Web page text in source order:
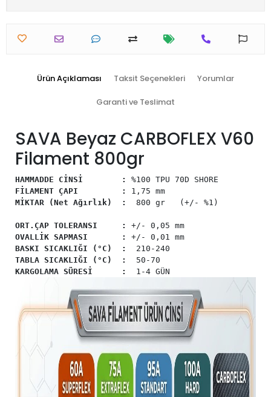
Ürün Açıklaması Taksit Seçenekleri Yorumlar
Garanti ve Teslimat
SAVA Beyaz CARBOFLEX V60
Filament 800gr
HAMMADDE CİNSİ :
%100 TPU 70D SHORE
FİLAMENT ÇAPI :
1,75 mm
MİKTAR (Net Ağırlık) :
800 gr (+/- %1)
ORT.ÇAP TOLERANSI :
+/- 0,05 mm
OVALLİK SAPMASI : +/- 0,01 mm
BASKI SICAKLIĞI (°C)
:
210-240
TABLA SICAKLIĞI (°C)
:
50-70
KARGOLAMA SÜRESİ :
1-4 GÜN